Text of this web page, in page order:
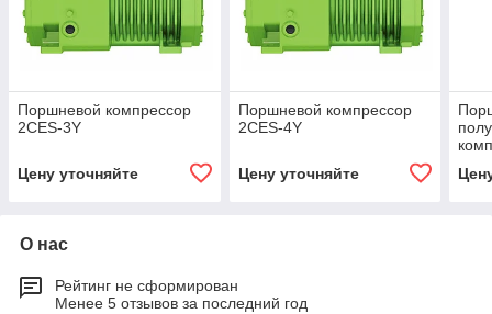
Поршневой компрессор
2CES-3Y
Цену уточняйте
Поршневой компрессор
2CES-4Y
Цену уточняйте
О нас
Рейтинг не сформирован
Менее 5 отзывов за последний год